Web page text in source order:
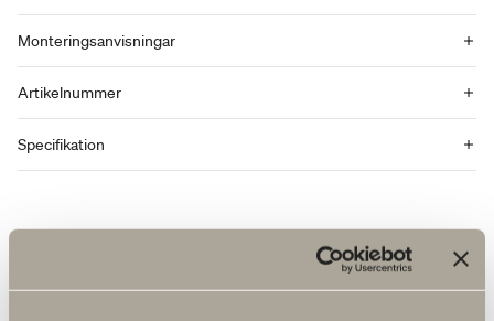
Monteringsanvisningar
Artikelnummer
Specifikation